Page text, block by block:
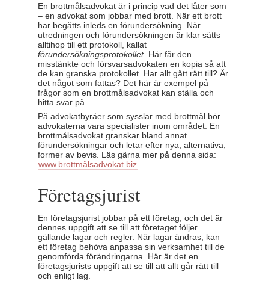
En brottmålsadvokat är i princip vad det låter som
– en advokat som jobbar med brott. När ett brott
har begåtts inleds en förundersökning. När
utredningen och förundersökningen är klar sätts
alltihop till ett protokoll, kallat
förundersökningsprotokollet. Här får den
misstänkte och försvarsadvokaten en kopia så att
de kan granska protokollet. Har allt gått rätt till? Är
det något som fattas? Det här är exempel på
frågor som en brottmålsadvokat kan ställa och
hitta svar på.
På advokatbyråer som sysslar med brottmål bör
advokaterna vara specialister inom området. En
brottmålsadvokat granskar bland annat
förundersökningar och letar efter nya, alternativa,
former av bevis. Läs gärna mer på denna sida:
www.brottmålsadvokat.biz
Företagsjurist
En företagsjurist jobbar på ett företag, och det är
dennes uppgift att se till att företaget följer
gällande lagar och regler. När lagar ändras, kan
ett företag behöva anpassa sin verksamhet till de
genomförda förändringarna. Här är det en
företagsjurists uppgift att se till att allt går rätt till
och enligt lag.